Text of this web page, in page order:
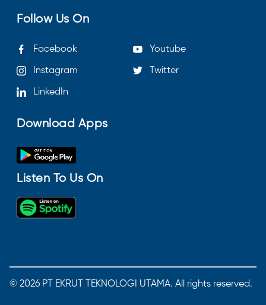
Follow Us On
Facebook Youtube
Instagram Twitter
LinkedIn
Download Apps
Listen To Us On
© 2026 PT EKRUT TEKNOLOGI UTAMA. All rights reserved.